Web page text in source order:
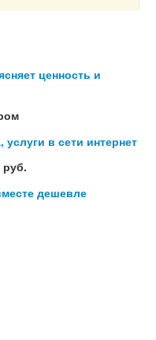
ценность и
в сети интернет
руб.
дешевле